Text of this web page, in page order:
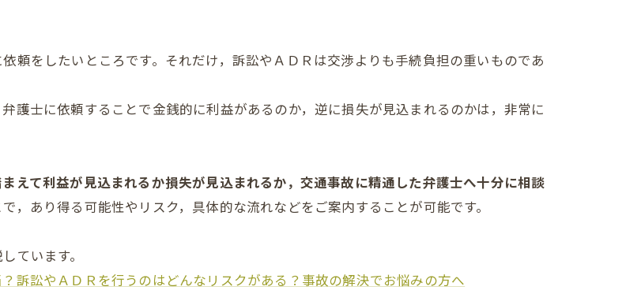
頼をしたいところです。それだけ，訴訟やＡＤＲは交渉よりも手続負担の重いものであ
護士に依頼することで金銭的に利益があるのか，逆に損失が見込まれるのかは，非常に
えて利益が見込まれるか損失が見込まれるか，交通事故に精通した弁護士へ十分に相談
，あり得る可能性やリスク，具体的な流れなどをご案内することが可能です。
ています。
訴訟やＡＤＲを行うのはどんなリスクがある？事故の解決でお悩みの方へ